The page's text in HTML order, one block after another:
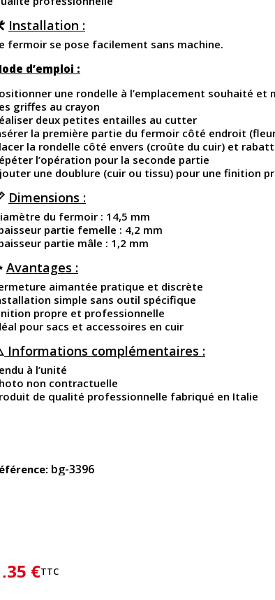
Installation :
fermoir se pose facilement sans machine.
d’emploi :
une rondelle à l’emplacement souhaité et
griffes au crayon
deux petites entailles au cutter
la première partie du fermoir côté endroit
la rondelle côté envers (croûte du cuir) et
l’opération pour la seconde partie
une doublure (cuir ou tissu) pour une finition
Dimensions :
du fermoir : 14,5 mm
partie femelle : 4,2 mm
partie mâle : 1,2 mm
Avantages :
aimantée pratique et discrète
simple sans outil spécifique
propre et professionnelle
pour sacs et accessoires en cuir
Informations complémentaires :
à l’unité
non contractuelle
de qualité professionnelle fabriqué en Italie
bg-3396
€TTC